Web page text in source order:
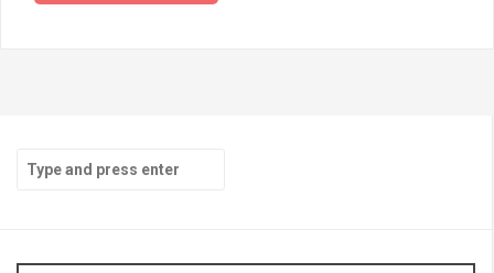
Search
for: